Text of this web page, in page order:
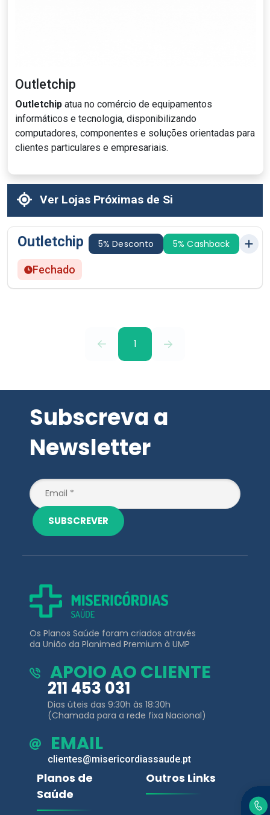
Outletchip
Outletchip atua no comércio de equipamentos
informáticos e tecnologia, disponibilizando
computadores, componentes e soluções orientadas para
clientes particulares e empresariais.
Ver Lojas Próximas de Si
Outletchip 5% Desconto 5% Cashback
Fechado
1
Subscreva a
Newsletter
SUBSCREVER
Os Planos Saúde foram criados através
da União da Planimed Premium à UMP
APOIO AO CLIENTE
211 453 031
Dias úteis das 9:30h às 18:30h
(Chamada para a rede fixa Nacional)
EMAIL
clientes@misericordiassaude.pt
Planos de
Saúde
Outros Links